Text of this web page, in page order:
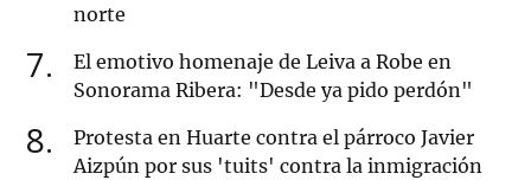
norte
7
El emotivo homenaje de Leiva a Robe en
Sonorama Ribera: "Desde ya pido perdón"
8
Protesta en Huarte contra el párroco Javier
Aizpún por sus 'tuits' contra la inmigración